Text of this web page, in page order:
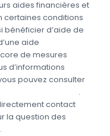
aides financières et
certaines conditions
bénéficier d’aide de
aide
de mesures
d’informations
pouvez consulter
.
contact
la question des